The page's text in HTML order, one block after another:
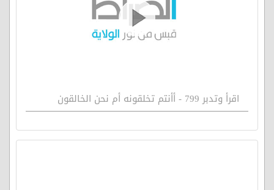
اقرأ وتدبر 799 - أأنتم تخلقونه أم نحن الخالقون